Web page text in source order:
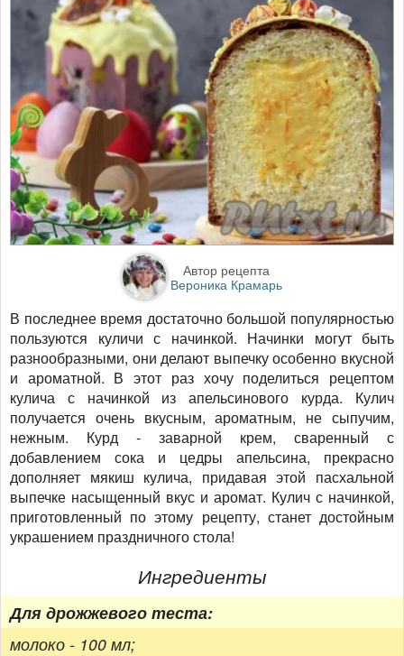
Автор рецепта
Вероника Крамарь
В последнее время достаточно большой популярностью
пользуются куличи с начинкой. Начинки могут быть
разнообразными, они делают выпечку особенно вкусной
и ароматной. В этот раз хочу поделиться рецептом
кулича с начинкой из апельсинового курда. Кулич
получается очень вкусным, ароматным, не сыпучим,
нежным. Курд - заварной крем, сваренный с
добавлением сока и цедры апельсина, прекрасно
дополняет мякиш кулича, придавая этой пасхальной
выпечке насыщенный вкус и аромат. Кулич с начинкой,
приготовленный по этому рецепту, станет достойным
украшением праздничного стола!
Ингредиенты
Для дрожжевого теста:
молоко - 100 мл;